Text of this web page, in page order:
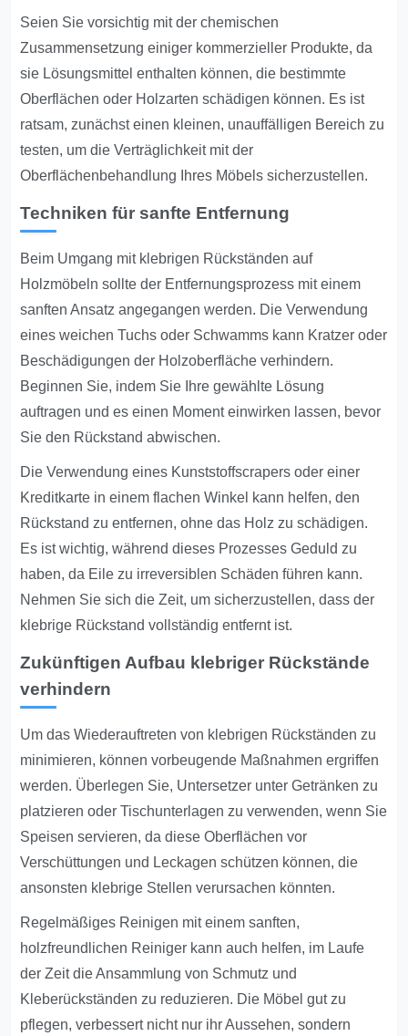
Seien Sie vorsichtig mit der chemischen
Zusammensetzung einiger kommerzieller Produkte, da
sie Lösungsmittel enthalten können, die bestimmte
Oberflächen oder Holzarten schädigen können. Es ist
ratsam, zunächst einen kleinen, unauffälligen Bereich zu
testen, um die Verträglichkeit mit der
Oberflächenbehandlung Ihres Möbels sicherzustellen.
Techniken für sanfte Entfernung
Beim Umgang mit klebrigen Rückständen auf
Holzmöbeln sollte der Entfernungsprozess mit einem
sanften Ansatz angegangen werden. Die Verwendung
eines weichen Tuchs oder Schwamms kann Kratzer oder
Beschädigungen der Holzoberfläche verhindern.
Beginnen Sie, indem Sie Ihre gewählte Lösung
auftragen und es einen Moment einwirken lassen, bevor
Sie den Rückstand abwischen.
Die Verwendung eines Kunststoffscrapers oder einer
Kreditkarte in einem flachen Winkel kann helfen, den
Rückstand zu entfernen, ohne das Holz zu schädigen.
Es ist wichtig, während dieses Prozesses Geduld zu
haben, da Eile zu irreversiblen Schäden führen kann.
Nehmen Sie sich die Zeit, um sicherzustellen, dass der
klebrige Rückstand vollständig entfernt ist.
Zukünftigen Aufbau klebriger Rückstände
verhindern
Um das Wiederauftreten von klebrigen Rückständen zu
minimieren, können vorbeugende Maßnahmen ergriffen
werden. Überlegen Sie, Untersetzer unter Getränken zu
platzieren oder Tischunterlagen zu verwenden, wenn Sie
Speisen servieren, da diese Oberflächen vor
Verschüttungen und Leckagen schützen können, die
ansonsten klebrige Stellen verursachen könnten.
Regelmäßiges Reinigen mit einem sanften,
holzfreundlichen Reiniger kann auch helfen, im Laufe
der Zeit die Ansammlung von Schmutz und
Kleberückständen zu reduzieren. Die Möbel gut zu
pflegen, verbessert nicht nur ihr Aussehen, sondern